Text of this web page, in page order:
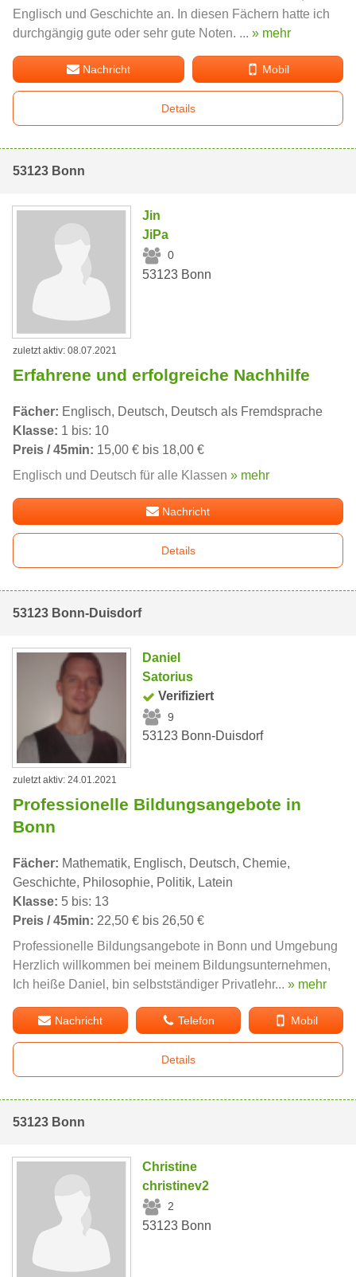
Englisch und Geschichte an. In diesen Fächern hatte ich
durchgängig gute oder sehr gute Noten. ... » mehr
Nachricht Mobil
Details
53123 Bonn
Jin
JiPa
0
53123 Bonn
zuletzt aktiv: 08.07.2021
Erfahrene und erfolgreiche Nachhilfe
Fächer: Englisch, Deutsch, Deutsch als Fremdsprache
Klasse: 1 bis: 10
Preis / 45min: 15,00 € bis 18,00 €
Englisch und Deutsch für alle Klassen » mehr
Nachricht
Details
53123 Bonn-Duisdorf
Daniel
Satorius
Verifiziert
9
53123 Bonn-Duisdorf
zuletzt aktiv: 24.01.2021
Professionelle Bildungsangebote in
Bonn
Fächer: Mathematik, Englisch, Deutsch, Chemie,
Geschichte, Philosophie, Politik, Latein
Klasse: 5 bis: 13
Preis / 45min: 22,50 € bis 26,50 €
Professionelle Bildungsangebote in Bonn und Umgebung
Herzlich willkommen bei meinem Bildungsunternehmen,
Ich heiße Daniel, bin selbstständiger Privatlehr... » mehr
Nachricht Telefon Mobil
Details
53123 Bonn
Christine
christinev2
2
53123 Bonn